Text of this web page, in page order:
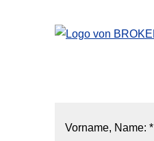
Vorname, Name: *